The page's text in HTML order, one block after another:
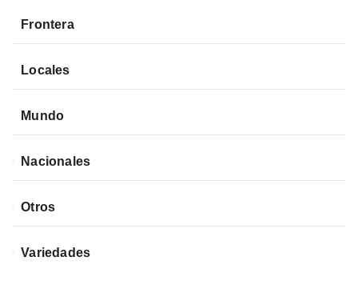
Frontera
Locales
Mundo
Nacionales
Otros
Variedades